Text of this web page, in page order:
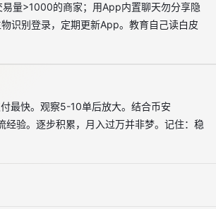
量>1000的商家；用App内置聊天勿分享隐
识别登录，定期更新App。教育自己读白皮
最快。观察5-10单后放大。结合币安
验。逐步积累，月入过万并非梦。记住：稳